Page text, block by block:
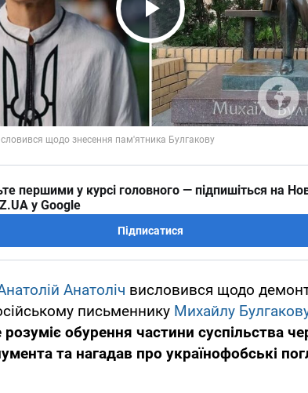
Play Video
першими у курсі головного — підпишіться на
у Google
Підписатися
Анатоліч висловився щодо
письменнику Михайлу
розуміє обурення частини суспільства
та нагадав про українофобські